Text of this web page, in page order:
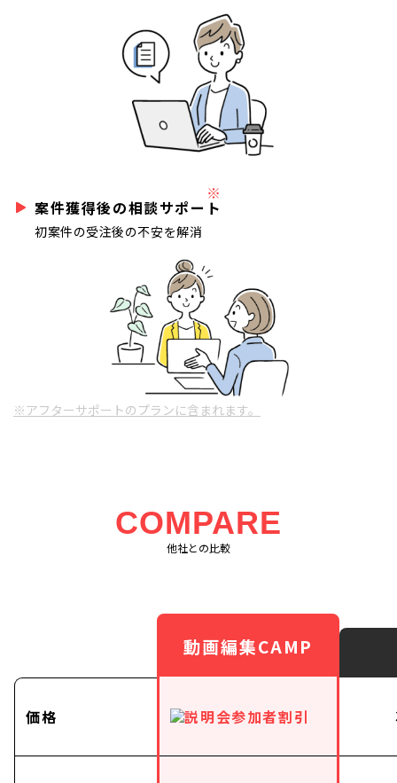
案件獲得後の相談サポート
※
初案件の受注後の不安を解消
※アフターサポートのプランに含まれます。
COMPARE
他社との比較
価格
動画編集CAMP